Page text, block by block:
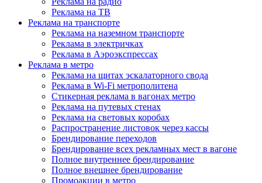
Реклама на ТВ
Реклама на транспорте
Реклама на наземном транспорте
Реклама в электричках
Реклама в Аэроэкспрессах
Реклама в метро
Реклама на щитах эскалаторного свода
Реклама в Wi-Fi метрополитена
Стикерная реклама в вагонах метро
Реклама на путевых стенах
Реклама на световых коробах
Распространение листовок через кассы
Брендирование переходов
Брендирование всех рекламных мест в вагоне
Полное внутреннее брендирование
Полное внешнее брендирование
Промоакции в метро